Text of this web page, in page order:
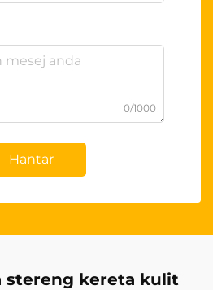
0/1000
Hantar
stereng kereta kulit